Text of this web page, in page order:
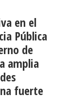
en el
Pública
de
amplia
fuerte